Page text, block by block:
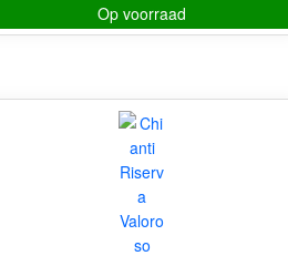
Op voorraad